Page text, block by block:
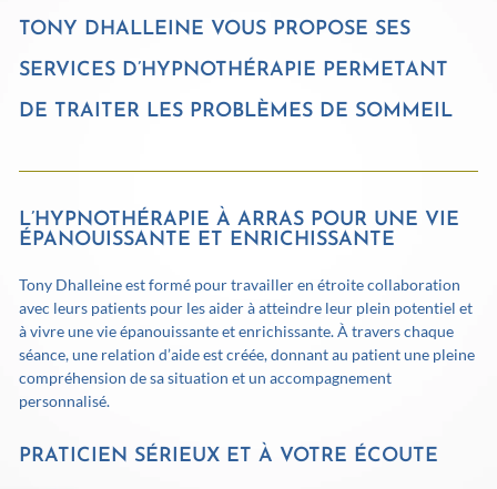
TONY DHALLEINE VOUS PROPOSE SES
SERVICES D’HYPNOTHÉRAPIE PERMETANT
DE TRAITER LES PROBLÈMES DE SOMMEIL
L’HYPNOTHÉRAPIE À ARRAS POUR UNE VIE
ÉPANOUISSANTE ET ENRICHISSANTE
Tony Dhalleine est formé pour travailler en étroite collaboration
avec leurs patients pour les aider à atteindre leur plein potentiel et
à vivre une vie épanouissante et enrichissante. À travers chaque
séance, une relation d’aide est créée, donnant au patient une pleine
compréhension de sa situation et un accompagnement
personnalisé.
PRATICIEN SÉRIEUX ET À VOTRE ÉCOUTE